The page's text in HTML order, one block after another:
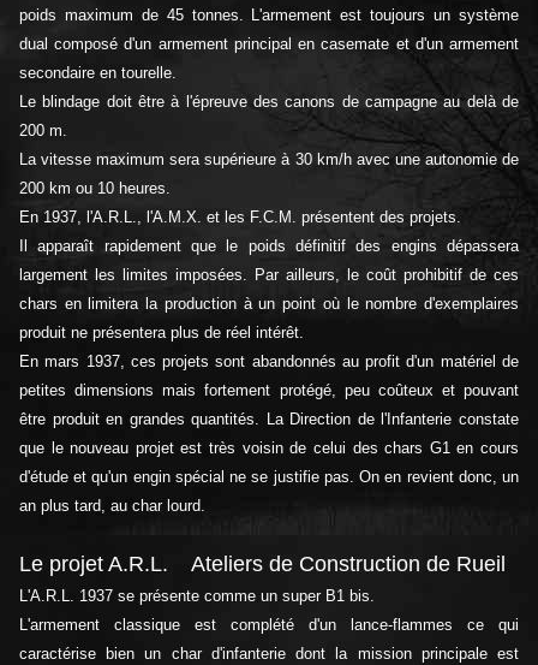
poids maximum de 45 tonnes. L'armement est toujours un système
dual composé d'un armement principal en casemate et d'un armement
secondaire en tourelle.
Le blindage doit être à l'épreuve des canons de campagne au delà de
200 m.
La vitesse maximum sera supérieure à 30 km/h avec une autonomie de
200 km ou 10 heures.
En 1937, l'A.R.L., l'A.M.X. et les F.C.M. présentent des projets.
Il apparaît rapidement que le poids définitif des engins dépassera
largement les limites imposées. Par ailleurs, le coût prohibitif de ces
chars en limitera la production à un point où le nombre d'exemplaires
produit ne présentera plus de réel intérêt.
En mars 1937, ces projets sont abandonnés au profit d'un matériel de
petites dimensions mais fortement protégé, peu coûteux et pouvant
être produit en grandes quantités. La Direction de l'Infanterie constate
que le nouveau projet est très voisin de celui des chars G1 en cours
d'étude et qu'un engin spécial ne se justifie pas. On en revient donc, un
an plus tard, au char lourd.
Le projet A.R.L. Ateliers de Construction de Rueil
L'A.R.L. 1937 se présente comme un super B1 bis.
L'armement classique est complété d'un lance-flammes ce qui
caractérise bien un char d'infanterie dont la mission principale est